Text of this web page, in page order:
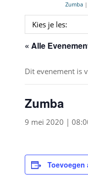
Zumba|
« Alle
Dit evenement is
Zumba
9 mei 2020 |
Toevoegen